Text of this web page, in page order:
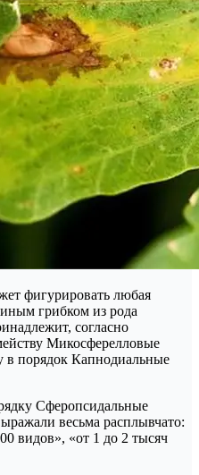
фигурировать любая
грибком из рода
согласно
Микосферелловые
в порядок Капнодиальные
Сферопсидальные
весьма расплывчато:
видов», «от 1 до 2 тысяч